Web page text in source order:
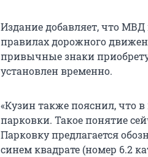
Издание добавляет, что
правилах дорожного
привычные знаки
установлен временно.
«Кузин также пояснил, что
парковки. Такое понятие
Парковку предлагается
синем квадрате (номер 6.2